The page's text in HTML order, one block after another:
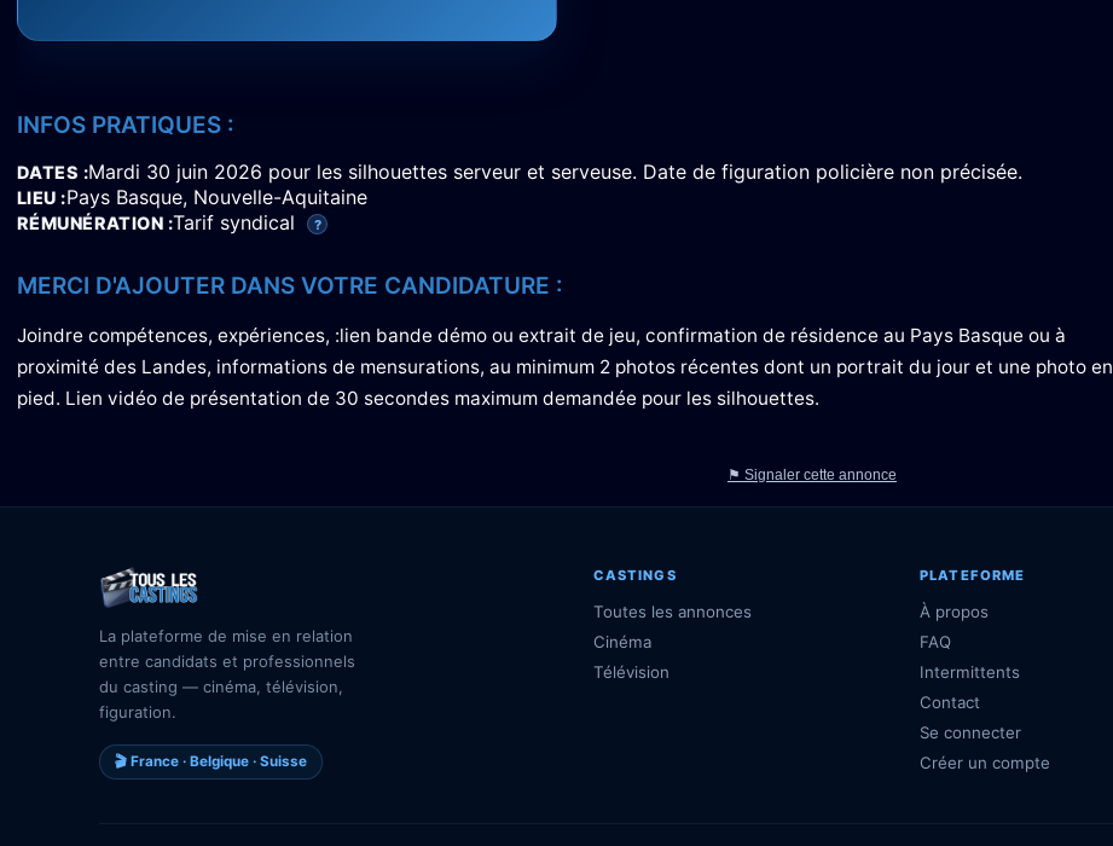
INFOS PRATIQUES :
DATES Mardi 30 juin 2026 pour les silhouettes serveur et serveuse. Date de figuration policière non précisée.
LIEU Pays Basque, Nouvelle-Aquitaine
RÉMUNÉRATION Tarif syndical ?
MERCI D'AJOUTER DANS VOTRE CANDIDATURE :
Joindre compétences, expériences, :lien bande démo ou extrait de jeu, confirmation de résidence au Pays Basque ou à
proximité des Landes, informations de mensurations, au minimum 2 photos récentes dont un portrait du jour et une photo en
pied. Lien vidéo de présentation de 30 secondes maximum demandée pour les silhouettes.
⚑ Signaler cette annonce
La plateforme de mise en relation
entre candidats et professionnels
du casting — cinéma, télévision,
figuration.
🎬 France · Belgique · Suisse
CASTINGS
Toutes les annonces
Cinéma
Télévision
PLATEFORME
À propos
FAQ
Intermittents
Contact
Se connecter
Créer un compte